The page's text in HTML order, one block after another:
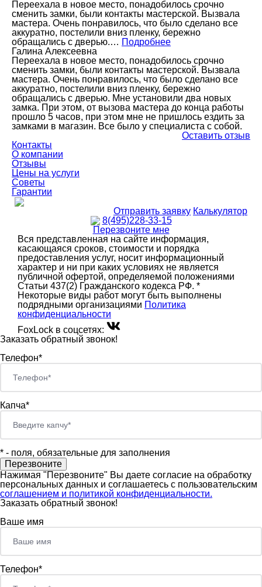
Переехала в новое место, понадобилось срочно
сменить замки, были контакты мастерской. Вызвала
мастера. Очень понравилось, что было сделано все
аккуратно, постелили вниз пленку, бережно
обращались с дверью.… Подробнее
Галина Алексеевна
Переехала в новое место, понадобилось срочно
сменить замки, были контакты мастерской. Вызвала
мастера. Очень понравилось, что было сделано все
аккуратно, постелили вниз пленку, бережно
обращались с дверью. Мне установили два новых
замка. При этом, от вызова мастера до конца работы
прошло 5 часов, при этом мне не пришлось ездить за
замками в магазин. Все было у специалиста с собой.
Оставить отзыв
Контакты
О компании
Отзывы
Цены на услуги
Советы
Гарантии
Отправить заявку Калькулятор
8(495)228-33-15
Перезвоните мне
Вся представленная на сайте информация,
касающаяся сроков, стоимости и порядка
предоставления услуг, носит информационный
характер и ни при каких условиях не является
публичной офертой, определяемой положениями
Статьи 437(2) Гражданского кодекса РФ. *
Некоторые виды работ могут быть выполнены
подрядными организациями Политика
конфиденциальности
FoxLock в соцсетях:
Заказать обратный звонок!
Телефон*
Капча*
* - поля, обязательные для заполнения
Нажимая "Перезвоните" Вы даете согласие на обработку
персональных данных и соглашаетесь c пользовательским
соглашением и политикой конфиденциальности.
Заказать обратный звонок!
Ваше имя
Телефон*